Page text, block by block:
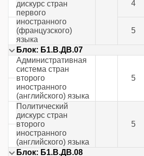
дискурс стран
первого
иностранного
(французского)
языка
4
5
Блок: Б1.В.ДВ.07
Административная
система стран
второго
иностранного
(английского) языка
5
Политический
дискурс стран
второго
иностранного
(английского) языка
5
Блок: Б1.В.ДВ.08